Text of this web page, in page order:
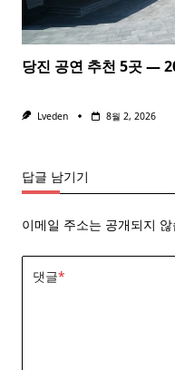
당진 공연 추천 5곳 —
Lveden 8월 2, 2026
답글 남기기
이메일 주소는 공개되지
댓글*